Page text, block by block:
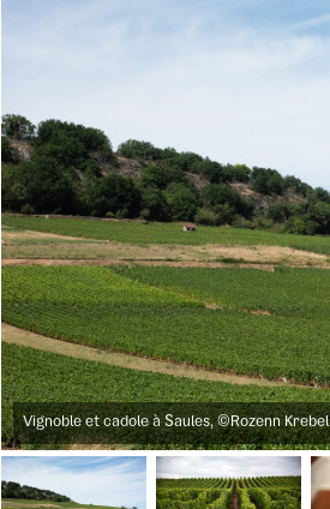
Vignoble et cadole à Saules, ©Rozenn Krebel